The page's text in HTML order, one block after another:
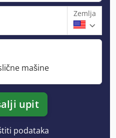
Zemlja
mašine
upit
podataka